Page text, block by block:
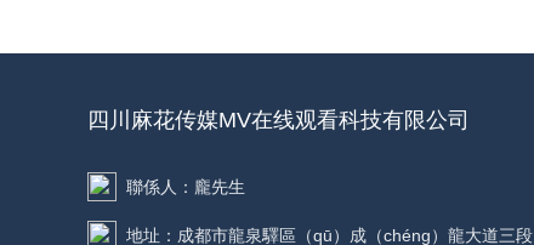
四川麻花传媒MV在线观看科技有限公司
聯係人：龐先生
地址：成都市龍泉驛區（qū）成（chéng）龍大道三段